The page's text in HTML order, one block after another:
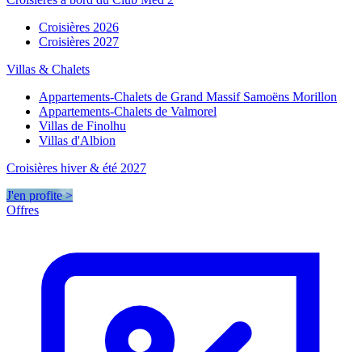
Croisières 2026
Croisières 2027
Villas & Chalets
Appartements-Chalets de Grand Massif Samoëns Morillon
Appartements-Chalets de Valmorel
Villas de Finolhu
Villas d'Albion
Croisières hiver & été 2027
J'en profite >
Offres